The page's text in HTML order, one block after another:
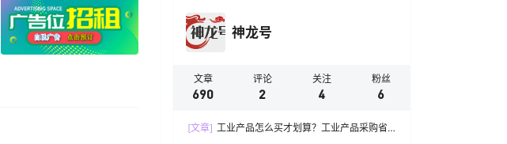
神龙号
文章
690
评论
2
关注
4
粉丝
6
[文章] 工业产品怎么买才划算？工业产品采购省